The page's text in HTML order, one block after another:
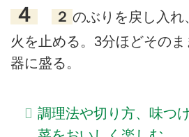
４ ２ のぶりを戻し入れ
火を止める。3分ほどそのま
器に盛る。
調理法や切り方、味つ